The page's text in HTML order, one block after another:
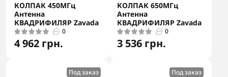
КОЛПАК 450МГц
Антенна
КВАДРИФИЛЯР Zavada
0
4 962 грн.
КОЛПАК 650МГц
Антенна
КВАДРИФИЛЯР Zavada
0
3 536 грн.
Под заказ Под заказ